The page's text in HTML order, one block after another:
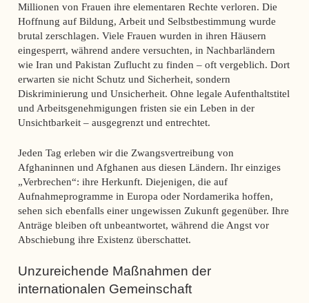
Millionen von Frauen ihre elementaren Rechte verloren. Die
Hoffnung auf Bildung, Arbeit und Selbstbestimmung wurde
brutal zerschlagen. Viele Frauen wurden in ihren Häusern
eingesperrt, während andere versuchten, in Nachbarländern
wie Iran und Pakistan Zuflucht zu finden – oft vergeblich. Dort
erwarten sie nicht Schutz und Sicherheit, sondern
Diskriminierung und Unsicherheit. Ohne legale Aufenthaltstitel
und Arbeitsgenehmigungen fristen sie ein Leben in der
Unsichtbarkeit – ausgegrenzt und entrechtet.
Jeden Tag erleben wir die Zwangsvertreibung von
Afghaninnen und Afghanen aus diesen Ländern. Ihr einziges
„Verbrechen“: ihre Herkunft. Diejenigen, die auf
Aufnahmeprogramme in Europa oder Nordamerika hoffen,
sehen sich ebenfalls einer ungewissen Zukunft gegenüber. Ihre
Anträge bleiben oft unbeantwortet, während die Angst vor
Abschiebung ihre Existenz überschattet.
Unzureichende Maßnahmen der
internationalen Gemeinschaft